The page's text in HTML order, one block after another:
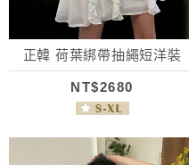
正韓 荷葉綁帶抽繩短洋裝
NT$2680